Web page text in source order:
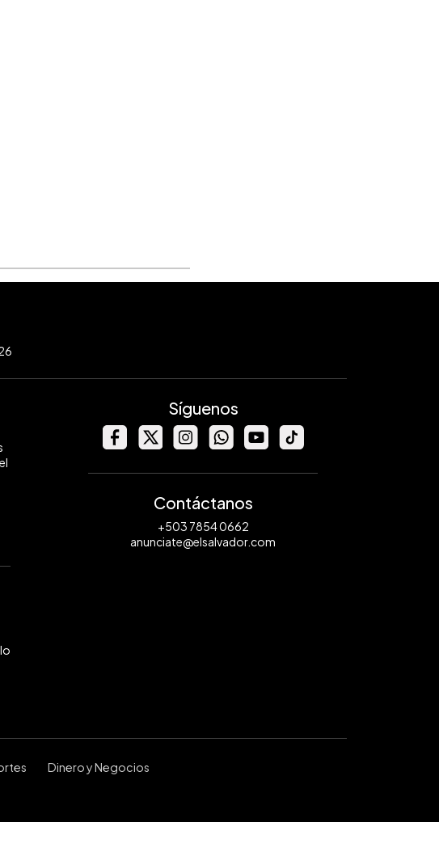
Síguenos
Contáctanos
+503 7854 0662
anunciate@elsalvador.com
Dinero y Negocios